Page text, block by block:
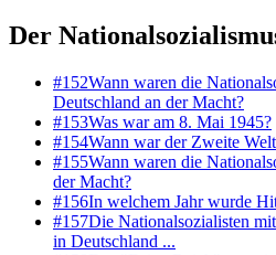
Der
#152Wann waren die
Deutschland an der Macht?
#153Was war am 8. Mai 1945?
#154Wann war der Zweite
#155Wann waren die
der Macht?
#156In welchem Jahr wurde
#157Die Nationalsozialisten
in Deutschland ...